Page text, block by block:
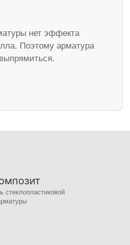
нет эффекта
Поэтому арматура
стеклопластиковой